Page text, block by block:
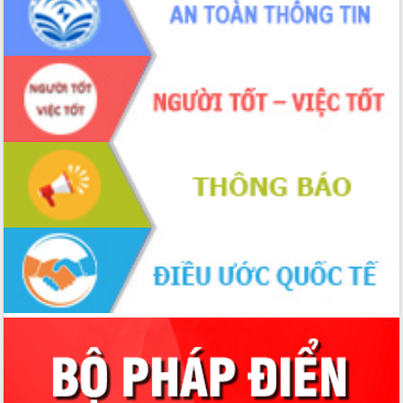
2026-2031
Đảm bảo cuộc bầu cử đại biểu Quốc
hội và đại biểu HĐND các cấp diễn ra
an toàn, hiệu quả, đúng quy định
Thủ tướng Chính phủ Phạm Minh Chính
kiểm tra, chỉ đạo hoàn thành các dự
án cao tốc và thăm khu tái định cư tại
Đắk Lắk
Sôi nổi Hội đua ngựa truyền thống Gò
Thì Thùng mừng Xuân Bính Ngọ 2026
Lãnh đạo tỉnh dâng hương tưởng niệm
tại Đập Đồng Cam đầu Xuân Bính Ngọ
Ngành nông nghiệp phấn đấu tăng
trưởng đạt 5,86% trong năm 2026
UBND tỉnh Đắk Lắk triển khai công tác
quốc phòng, quân sự địa phương năm
2026
Đắk Lắk tập trung toàn lực khắc phục
tồn tại IUU, sẵn sàng làm việc với
Đoàn thanh tra EC
Chủ tịch UBND tỉnh Tạ Anh Tuấn thăm,